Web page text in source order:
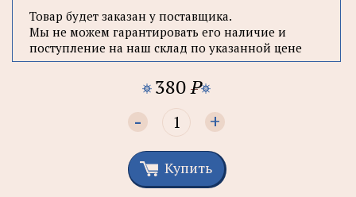
Товар будет заказан у поставщика.
Мы не можем гарантировать его наличие и
поступление на наш склад по указанной цене
380P
- +
Купить